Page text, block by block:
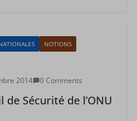
NOTIONS
2014 0 Comments
Sécurité de l’ONU